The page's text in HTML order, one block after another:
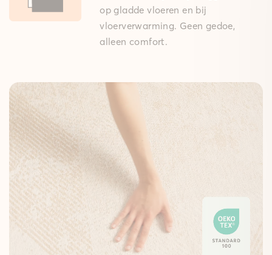
op gladde vloeren en bij
vloerverwarming. Geen gedoe,
alleen comfort.